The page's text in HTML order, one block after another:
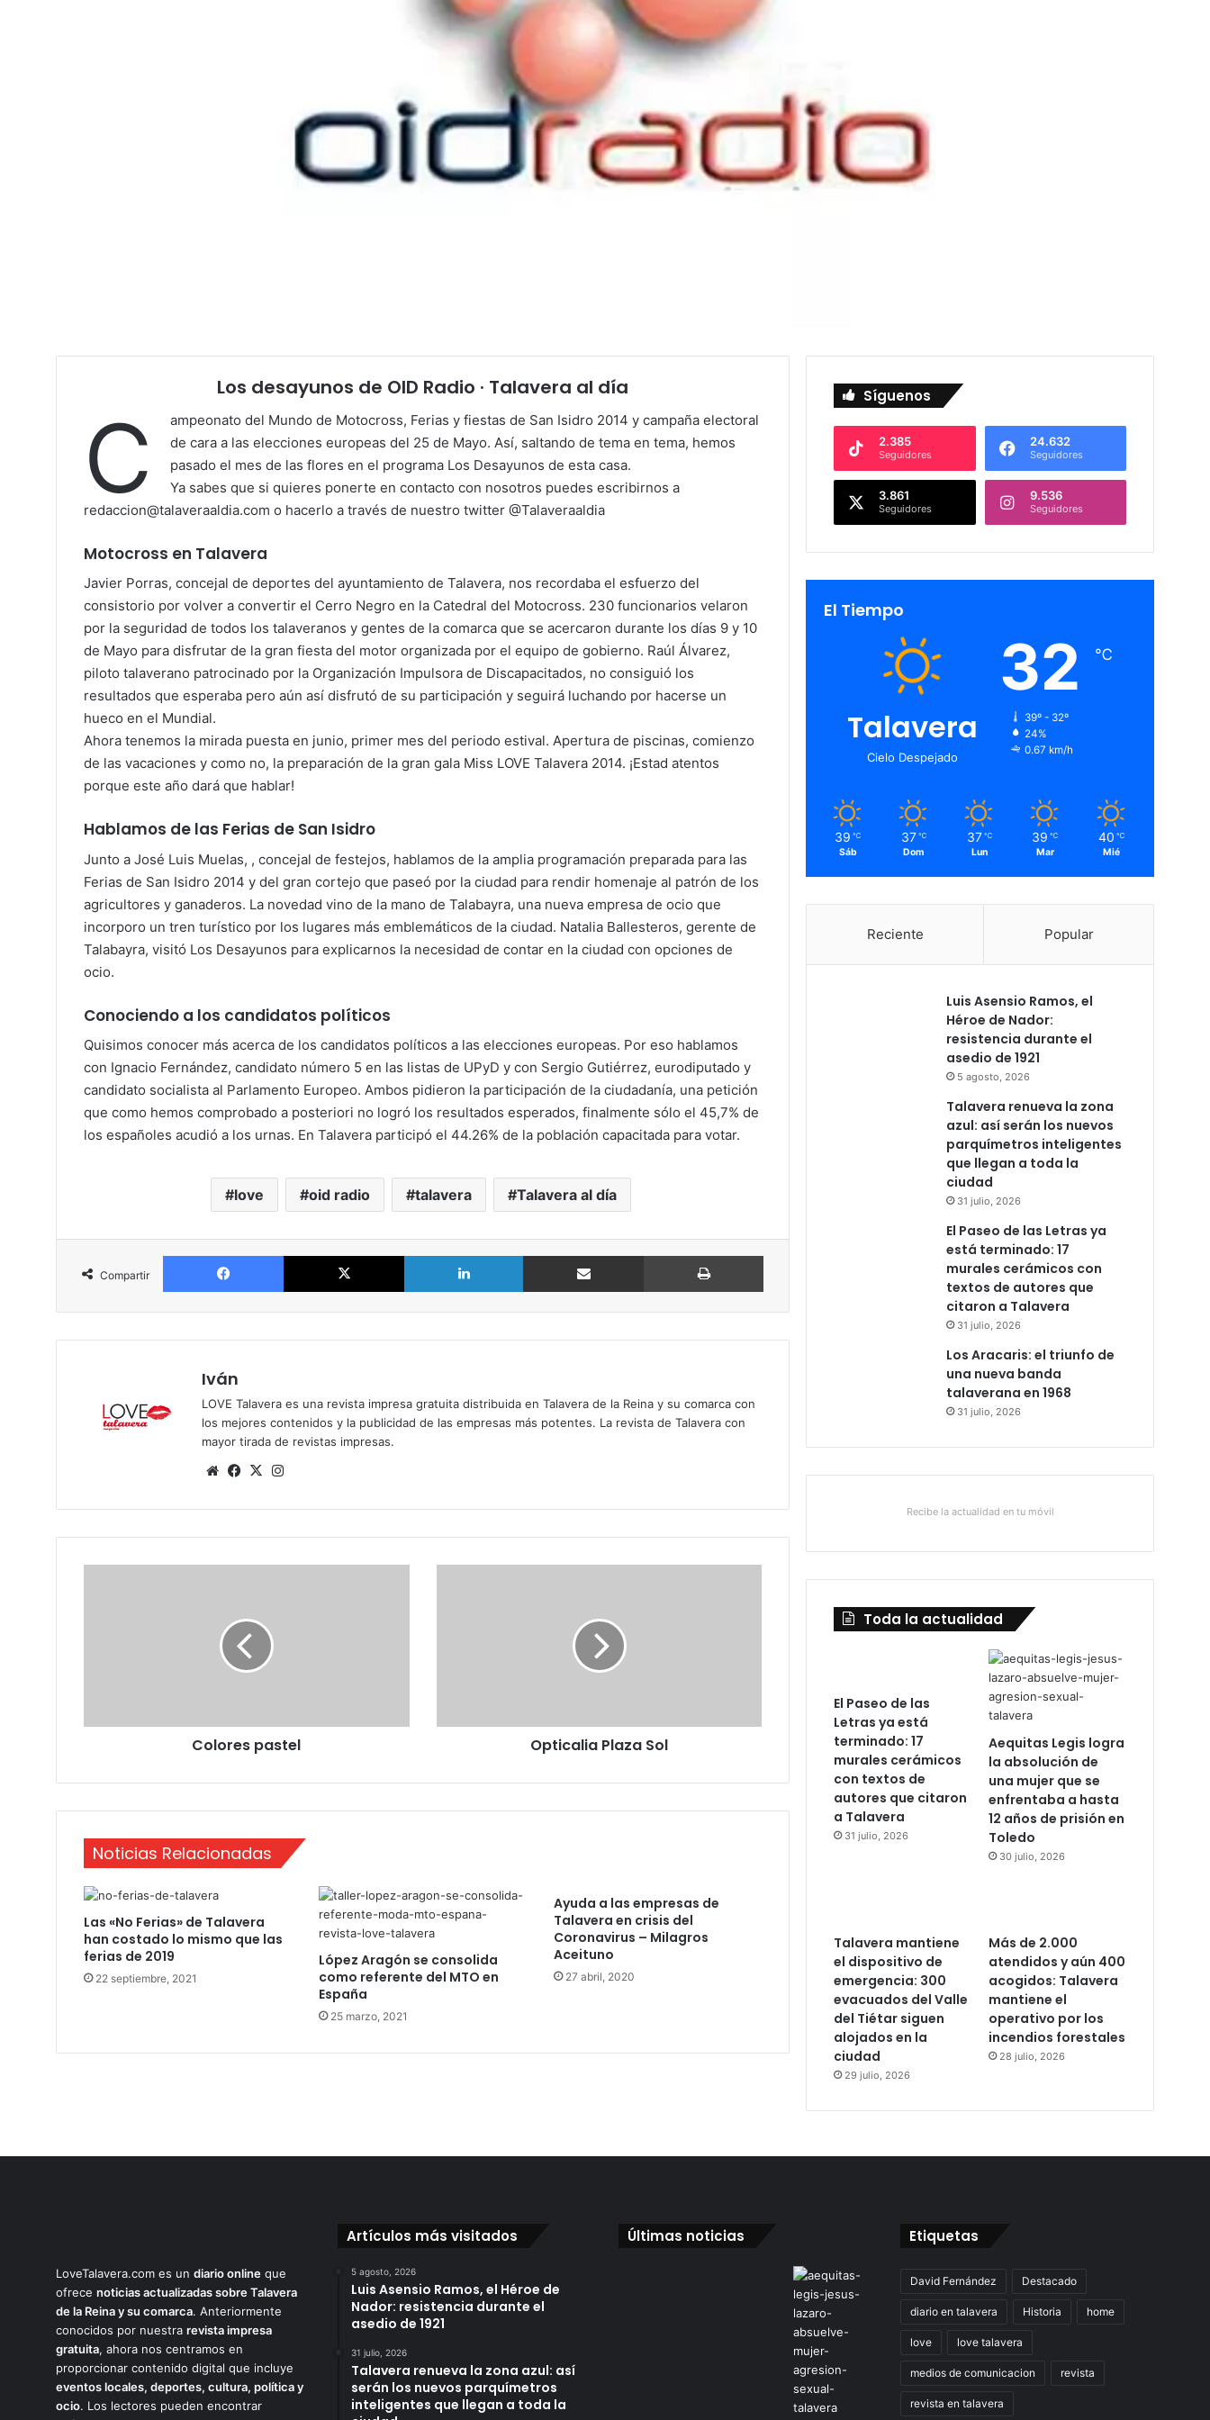
Los desayunos de OID Radio · Talavera al día
C
ampeonato del Mundo de Motocross, Ferias y fiestas de San Isidro 2014 y campaña electoral
de cara a las elecciones europeas del 25 de Mayo. Así, saltando de tema en tema, hemos
pasado el mes de las flores en el programa Los Desayunos de esta casa.
Ya sabes que si quieres ponerte en contacto con nosotros puedes escribirnos a
redaccion@talaveraaldia.com o hacerlo a través de nuestro twitter @Talaveraaldia
Motocross en Talavera
Javier Porras, concejal de deportes del ayuntamiento de Talavera, nos recordaba el esfuerzo del
consistorio por volver a convertir el Cerro Negro en la Catedral del Motocross. 230 funcionarios velaron
por la seguridad de todos los talaveranos y gentes de la comarca que se acercaron durante los días 9 y 10
de Mayo para disfrutar de la gran fiesta del motor organizada por el equipo de gobierno. Raúl Álvarez,
piloto talaverano patrocinado por la Organización Impulsora de Discapacitados, no consiguió los
resultados que esperaba pero aún así disfrutó de su participación y seguirá luchando por hacerse un
hueco en el Mundial.
Ahora tenemos la mirada puesta en junio, primer mes del periodo estival. Apertura de piscinas, comienzo
de las vacaciones y como no, la preparación de la gran gala Miss LOVE Talavera 2014. ¡Estad atentos
porque este año dará que hablar!
Hablamos de las Ferias de San Isidro
Junto a José Luis Muelas, , concejal de festejos, hablamos de la amplia programación preparada para las
Ferias de San Isidro 2014 y del gran cortejo que paseó por la ciudad para rendir homenaje al patrón de los
agricultores y ganaderos. La novedad vino de la mano de Talabayra, una nueva empresa de ocio que
incorporo un tren turístico por los lugares más emblemáticos de la ciudad. Natalia Ballesteros, gerente de
Talabayra, visitó Los Desayunos para explicarnos la necesidad de contar en la ciudad con opciones de
ocio.
Conociendo a los candidatos políticos
Quisimos conocer más acerca de los candidatos políticos a las elecciones europeas. Por eso hablamos
con Ignacio Fernández, candidato número 5 en las listas de UPyD y con Sergio Gutiérrez, eurodiputado y
candidato socialista al Parlamento Europeo. Ambos pidieron la participación de la ciudadanía, una petición
que como hemos comprobado a posteriori no logró los resultados esperados, finalmente sólo el 45,7% de
los españoles acudió a los urnas. En Talavera participó el 44.26% de la población capacitada para votar.
love oid radio talavera Talavera al día
Compartir
Facebook X LinkedIn Compartir por Email
Iván
LOVE Talavera es una revista impresa gratuita distribuida en Talavera de la Reina y su comarca con
los mejores contenidos y la publicidad de las empresas más potentes. La revista de Talavera con
mayor tirada de revistas impresas.
Siti
we
b
Fa
bo
ok
X
ra
m
a
e
Colores pastel
a
a
Opticalia Plaza Sol
Noticias Relacionadas
Las «No Ferias» de Talavera
han costado lo mismo que las
ferias de 2019
22 septiembre, 2021
López Aragón se consolida
como referente del MTO en
España
25 marzo, 2021
Ayuda a las empresas de
Talavera en crisis del
Coronavirus – Milagros
Aceituno
27 abril, 2020
Síguenos
2.385
Seguidores
24.632
Seguidores
3.861
Seguidores
9.536
Seguidores
El Tiempo
Talavera
Cielo Despejado
32 ℃
39º - 32º
24%
0.67 km/h
39 ℃
Sáb
37 ℃
Dom
37 ℃
Lun
39 ℃
Mar
40 ℃
Mié
Reciente Popular
Luis Asensio Ramos, el
Héroe de Nador:
resistencia durante el
asedio de 1921
5 agosto, 2026
Talavera renueva la zona
azul: así serán los nuevos
parquímetros inteligentes
que llegan a toda la
ciudad
31 julio, 2026
El Paseo de las Letras ya
está terminado: 17
murales cerámicos con
textos de autores que
citaron a Talavera
31 julio, 2026
Los Aracaris: el triunfo de
una nueva banda
talaverana en 1968
31 julio, 2026
Recibe la actualidad en tu móvil
Toda la actualidad
El Paseo de las
Letras ya está
terminado: 17
murales cerámicos
con textos de
autores que citaron
a Talavera
31 julio, 2026
Aequitas Legis logra
la absolución de
una mujer que se
enfrentaba a hasta
12 años de prisión en
Toledo
30 julio, 2026
Talavera mantiene
el dispositivo de
emergencia: 300
evacuados del Valle
del Tiétar siguen
alojados en la
ciudad
29 julio, 2026
Más de 2.000
atendidos y aún 400
acogidos: Talavera
mantiene el
operativo por los
incendios forestales
28 julio, 2026
LoveTalavera.com es un diario online que
ofrece noticias actualizadas sobre Talavera
de la Reina y su comarca. Anteriormente
conocidos por nuestra revista impresa
gratuita, ahora nos centramos en
proporcionar contenido digital que incluye
eventos locales, deportes, cultura, política y
ocio. Los lectores pueden encontrar
Artículos más visitados
5 agosto, 2026
Luis Asensio Ramos, el Héroe de
Nador: resistencia durante el
asedio de 1921
31 julio, 2026
Talavera renueva la zona azul: así
serán los nuevos parquímetros
inteligentes que llegan a toda la
Últimas noticias Etiquetas
David Fernández Destacado
diario en talavera Historia home
love love talavera
medios de comunicacion revista
revista en talavera